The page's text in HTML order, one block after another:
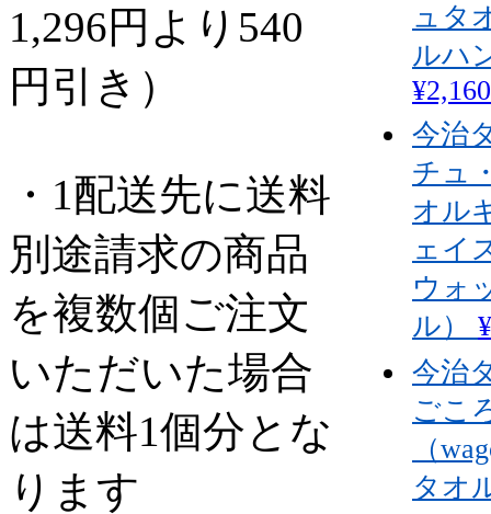
ュタ
ルハ
¥2,160
今治
チュ
オル
ェイ
ウォ
ル）
今治
ごこ
（
タオ
1,296円より540
円引き）
・1配送先に送料
別途請求の商品
を複数個ご注文
いただいた場合
は送料1個分とな
ります